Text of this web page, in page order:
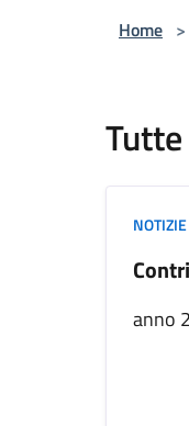
Home >
NOTIZIE
anno